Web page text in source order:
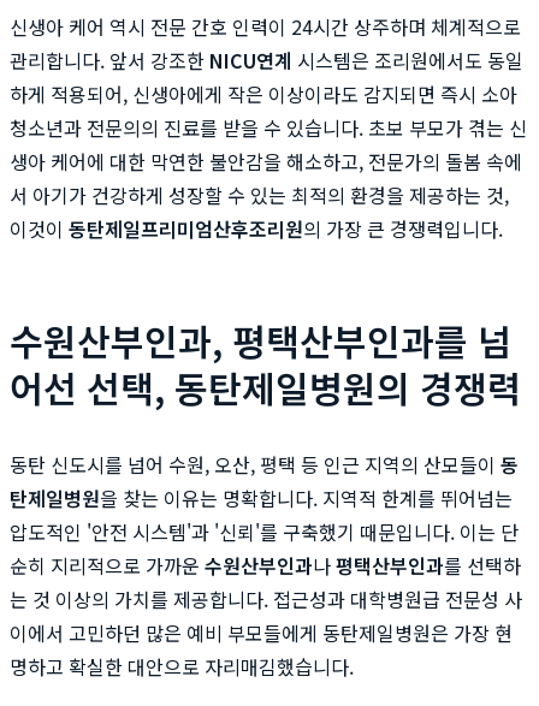
신생아 케어 역시 전문 간호 인력이 24시간 상주하며 체계적으로
관리합니다. 앞서 강조한 NICU연계 시스템은 조리원에서도 동일
하게 적용되어, 신생아에게 작은 이상이라도 감지되면 즉시 소아
청소년과 전문의의 진료를 받을 수 있습니다. 초보 부모가 겪는 신
생아 케어에 대한 막연한 불안감을 해소하고, 전문가의 돌봄 속에
서 아기가 건강하게 성장할 수 있는 최적의 환경을 제공하는 것,
이것이 동탄제일프리미엄산후조리원의 가장 큰 경쟁력입니다.
수원산부인과, 평택산부인과를 넘
어선 선택, 동탄제일병원의 경쟁력
동탄 신도시를 넘어 수원, 오산, 평택 등 인근 지역의 산모들이 동
탄제일병원을 찾는 이유는 명확합니다. 지역적 한계를 뛰어넘는
압도적인 '안전 시스템'과 '신뢰'를 구축했기 때문입니다. 이는 단
순히 지리적으로 가까운 수원산부인과나평택산부인과를 선택하
는 것 이상의 가치를 제공합니다. 접근성과 대학병원급 전문성 사
이에서 고민하던 많은 예비 부모들에게 동탄제일병원은 가장 현
명하고 확실한 대안으로 자리매김했습니다.